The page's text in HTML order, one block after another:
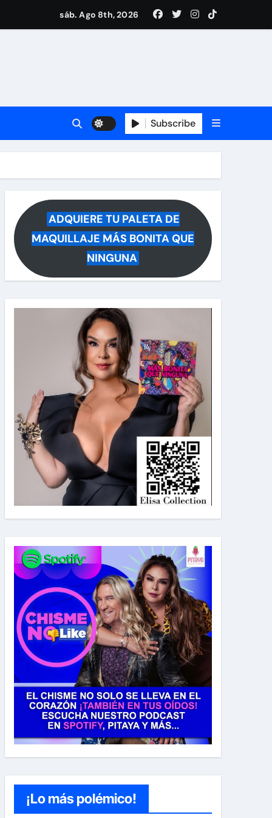
tras rumores
a la noticia
sáb. Ago 8th, 2026
Subscribe
ADQUIERE TU PALETA DE
MAQUILLAJE MÁS BONITA QUE
NINGUNA
¡Lo más polémico!